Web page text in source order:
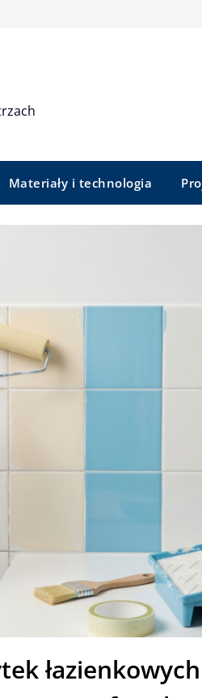
Materiały i technologia